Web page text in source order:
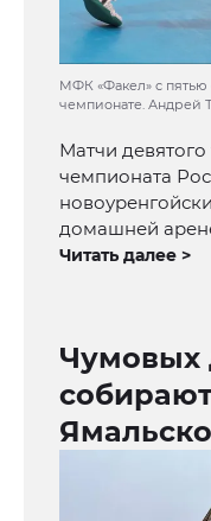
МФК «Факел» с
чемпионате. Андрей
Матчи
чемпионата
домашней
Читать далее >
Чумовых